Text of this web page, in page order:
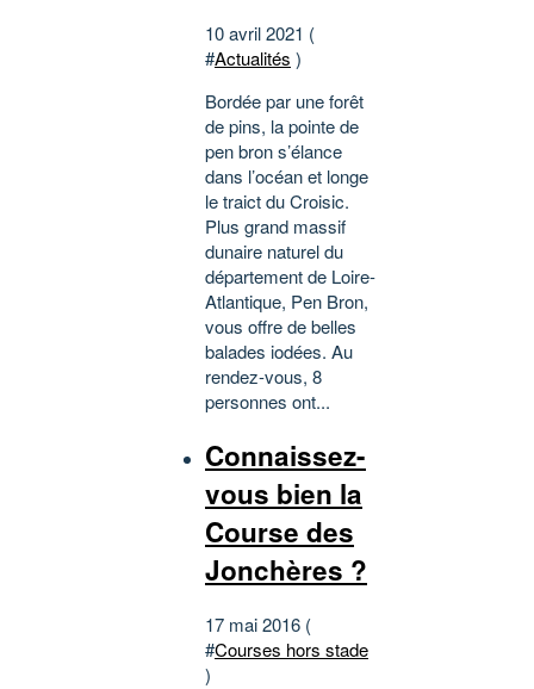
10 avril 2021 (
#Actualités )
Bordée par une forêt
de pins, la pointe de
pen bron s’élance
dans l’océan et longe
le traict du Croisic.
Plus grand massif
dunaire naturel du
département de Loire-
Atlantique, Pen Bron,
vous offre de belles
balades iodées. Au
rendez-vous, 8
personnes ont...
Connaissez-
vous bien la
Course des
Jonchères ?
17 mai 2016 (
#Courses hors stade
)